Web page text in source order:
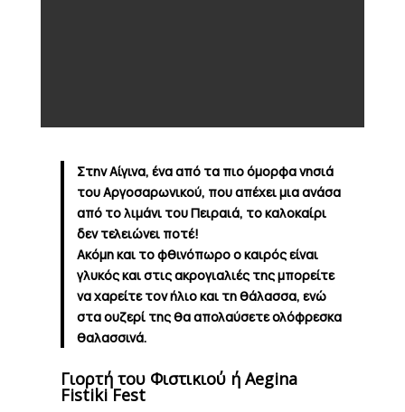
Στην Αίγινα, ένα από τα πιο όμορφα νησιά
του Αργοσαρωνικού, που απέχει μια ανάσα
από το λιμάνι του Πειραιά, το καλοκαίρι
δεν τελειώνει ποτέ!
Ακόμη και το φθινόπωρο ο καιρός είναι
γλυκός και στις ακρογιαλιές της μπορείτε
να χαρείτε τον ήλιο και τη θάλασσα, ενώ
στα ουζερί της θα απολαύσετε ολόφρεσκα
θαλασσινά.
Γιορτή του Φιστικιού ή Aegina
Fistiki Fest